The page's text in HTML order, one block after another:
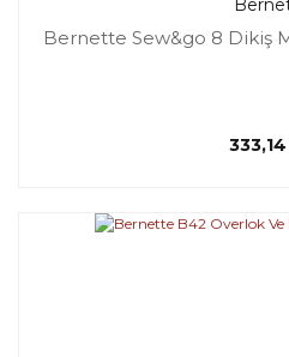
Bernette Sew&go 8 Dikiş